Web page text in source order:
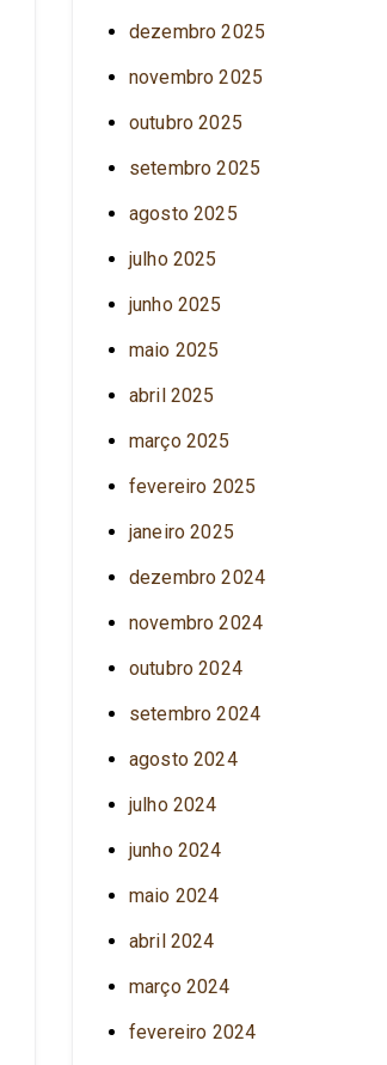
dezembro 2025
novembro 2025
outubro 2025
setembro 2025
agosto 2025
julho 2025
junho 2025
maio 2025
abril 2025
março 2025
fevereiro 2025
janeiro 2025
dezembro 2024
novembro 2024
outubro 2024
setembro 2024
agosto 2024
julho 2024
junho 2024
maio 2024
abril 2024
março 2024
fevereiro 2024